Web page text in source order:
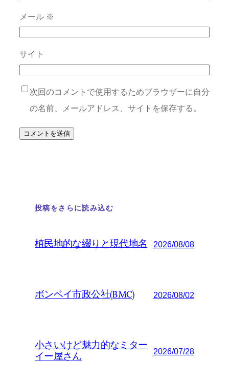
メール ※
サイト
次回のコメントで使用するためブラウザーに自分
の名前、メールアドレス、サイトを保存する。
投稿をさらに読み込む
植民地的な綴りと現代地名 2026/08/08
ボンベイ市政公社(BMC) 2026/08/02
小さいけど魅力的なミター
イー屋さん
2026/07/28